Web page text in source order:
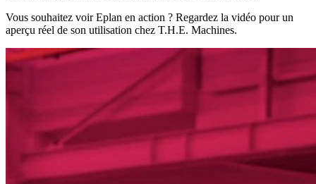
Vous souhaitez voir Eplan en action ? Regardez la vidéo pour un
aperçu réel de son utilisation chez T.H.E. Machines.